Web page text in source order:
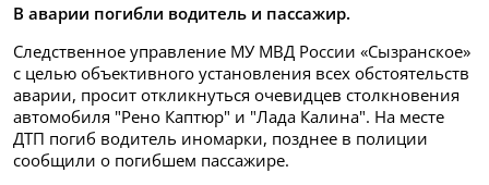
В аварии погибли водитель и пассажир.
Следственное управление МУ МВД России «Сызранское»
с целью объективного установления всех обстоятельств
аварии, просит откликнуться очевидцев столкновения
автомобиля "Рено Каптюр" и "Лада Калина". На месте
ДТП погиб водитель иномарки, позднее в полиции
сообщили о погибшем пассажире.